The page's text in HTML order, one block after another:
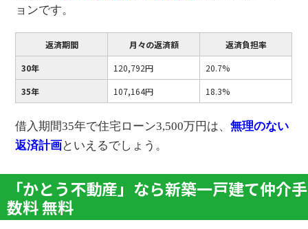
ョンです。
返済期間 月々の返済額
返済負担率
30年
120,792円
20.7%
35年
107,164円 18.3%
借入期間35年で住宅ローン3,500万円は、無理のない
返済計画といえるでしょう。
「かとう不動産」なら新築一戸建て仲介手
数料 無料